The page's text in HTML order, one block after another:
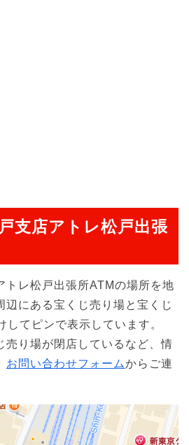
支店アトレ松戸出張
トレ松戸出張所ATMの場所を地
辺にある宝くじ売り場と宝くじ
してピンで表示しています。
売り場が閉店しているなど、情
お問い合わせフォームからご連